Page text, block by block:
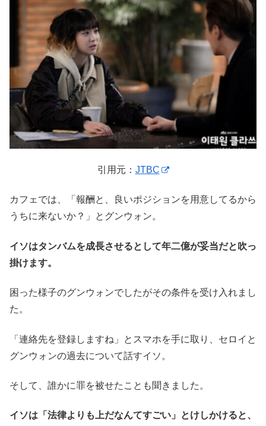
引用元： JTBC
カフェでは、「報酬と、良いポジションを用意してるから
うちに来ないか？」とグンウォン。
イソはタンバムを成長させるとして年二億が妥当だと吹っ
掛けます。
困った様子のグンウォンでしたがその条件を受け入れまし
た。
「連絡先を登録しますね」とスマホを手に取り、セロイと
グンウォンの過去について話すイソ。
そして、誰かに罪を被せたことも聞きました。
イソは「法律よりも上だなんてすごい」とけしかけると、